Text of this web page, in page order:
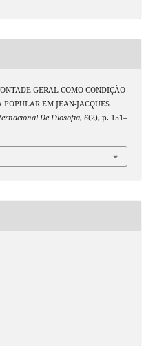
GERAL COMO CONDIÇÃO
EM JEAN-JACQUES
De Filosofia, 6(2), p. 151–